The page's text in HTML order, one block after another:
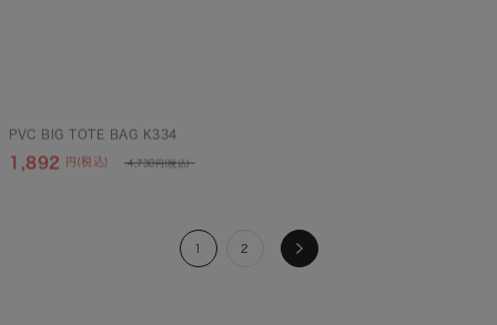
1,892
1 2